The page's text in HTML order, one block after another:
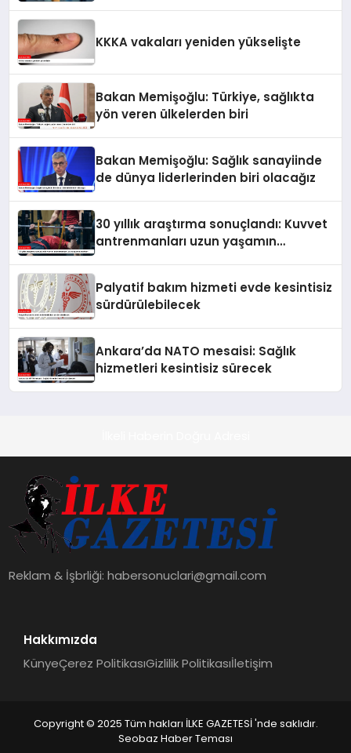
KKKA vakaları yeniden yükselişte
Bakan Memişoğlu: Türkiye, sağlıkta
yön veren ülkelerden biri
Bakan Memişoğlu: Sağlık sanayiinde
de dünya liderlerinden biri olacağız
30 yıllık araştırma sonuçlandı: Kuvvet
antrenmanları uzun yaşamın
Palyatif bakım hizmeti evde kesintisiz
sürdürülebilecek
Ankara’da NATO mesaisi: Sağlık
hizmetleri kesintisiz sürecek
Reklam & İşbrliği:habersonuclari@gmail.com
Hakkımızda
KünyeÇerez PolitikasıGizlilik Politikasıİletişim
Copyright © 2025 Tüm hakları İLKE GAZETESİ 'nde saklıdır.
Seobaz Haber Teması